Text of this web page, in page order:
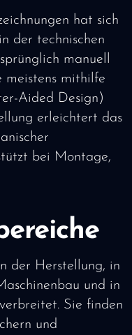
hat sich
der technischen
manuell
meistens mithilfe
Aided Design)
erleichtert das
bei Montage,
der Herstellung, in
und in
Sie finden
und